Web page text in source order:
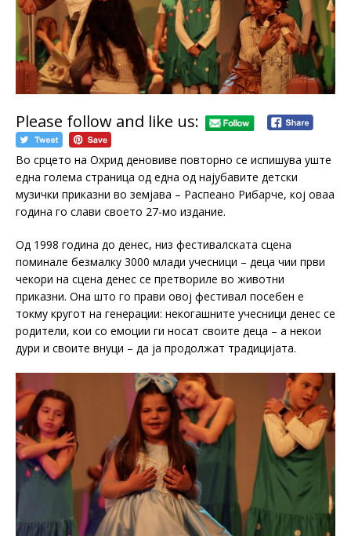
Please follow and like us:
Во срцето на Охрид деновиве повторно се испишува уште
една голема страница од една од најубавите детски
музички приказни во земјава – Распеано Рибарче, кој оваа
година го слави своето 27-мо издание.
Од 1998 година до денес, низ фестивалската сцена
поминале безмалку 3000 млади учесници – деца чии први
чекори на сцена денес се претвориле во животни
приказни. Она што го прави овој фестивал посебен е
токму кругот на генерации: некогашните учесници денес се
родители, кои со емоции ги носат своите деца – а некои
дури и своите внуци – да ја продолжат традицијата.